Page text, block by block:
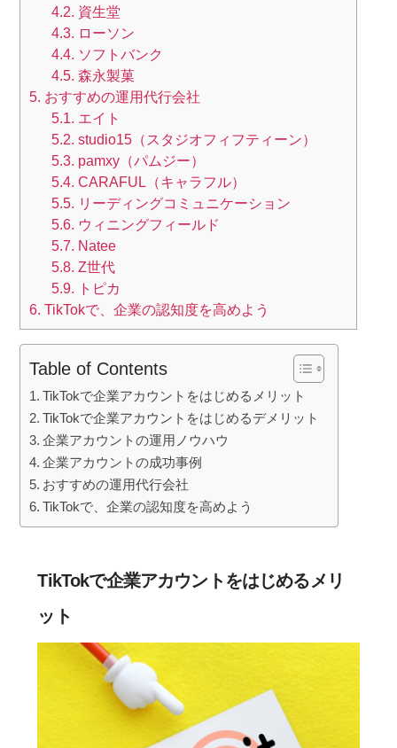
4.2. 資生堂
4.3. ローソン
4.4. ソフトバンク
4.5. 森永製菓
5. おすすめの運用代行会社
5.1. エイト
5.2. studio15（スタジオフィフティーン）
5.3. pamxy（パムジー）
5.4. CARAFUL（キャラフル）
5.5. リーディングコミュニケーション
5.6. ウィニングフィールド
5.7. Natee
5.8. Z世代
5.9. トピカ
6. TikTokで、企業の認知度を高めよう
Table of Contents
TikTokで企業アカウントをはじめるメリット
TikTokで企業アカウントをはじめるデメリット
企業アカウントの運用ノウハウ
企業アカウントの成功事例
おすすめの運用代行会社
TikTokで、企業の認知度を高めよう
TikTokで企業アカウントをはじめるメリ
ット